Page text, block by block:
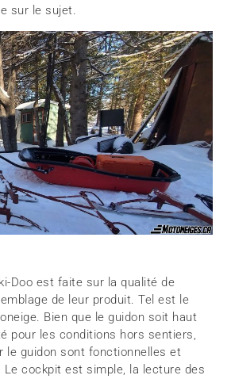
sur le sujet.
Doo est faite sur la qualité de
de leur produit. Tel est le
Bien que le guidon soit haut
pour les conditions hors sentiers,
le guidon sont fonctionnelles et
Le cockpit est simple, la lecture des